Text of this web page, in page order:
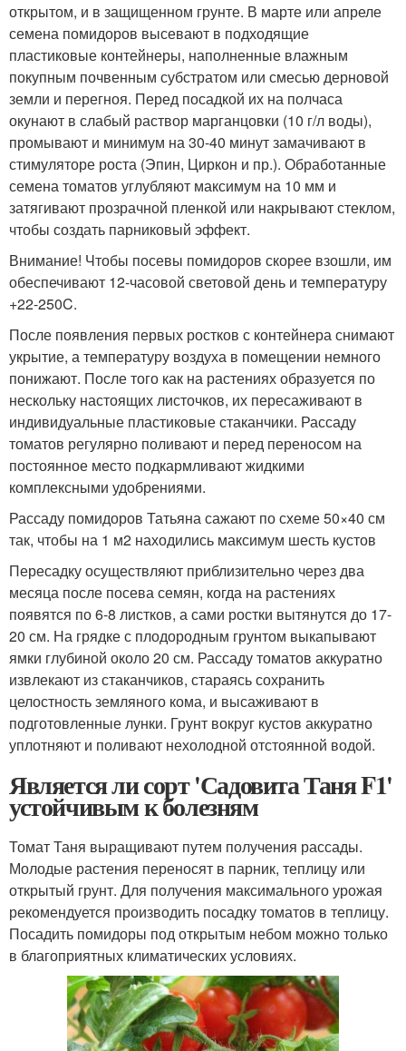
открытом, и в защищенном грунте. В марте или апреле
семена помидоров высевают в подходящие
пластиковые контейнеры, наполненные влажным
покупным почвенным субстратом или смесью дерновой
земли и перегноя. Перед посадкой их на полчаса
окунают в слабый раствор марганцовки (10 г/л воды),
промывают и минимум на 30-40 минут замачивают в
стимуляторе роста (Эпин, Циркон и пр.). Обработанные
семена томатов углубляют максимум на 10 мм и
затягивают прозрачной пленкой или накрывают стеклом,
чтобы создать парниковый эффект.
Внимание! Чтобы посевы помидоров скорее взошли, им
обеспечивают 12-часовой световой день и температуру
+22-250C.
После появления первых ростков с контейнера снимают
укрытие, а температуру воздуха в помещении немного
понижают. После того как на растениях образуется по
нескольку настоящих листочков, их пересаживают в
индивидуальные пластиковые стаканчики. Рассаду
томатов регулярно поливают и перед переносом на
постоянное место подкармливают жидкими
комплексными удобрениями.
Рассаду помидоров Татьяна сажают по схеме 50×40 см
так, чтобы на 1 м2 находились максимум шесть кустов
Пересадку осуществляют приблизительно через два
месяца после посева семян, когда на растениях
появятся по 6-8 листков, а сами ростки вытянутся до 17-
20 см. На грядке с плодородным грунтом выкапывают
ямки глубиной около 20 см. Рассаду томатов аккуратно
извлекают из стаканчиков, стараясь сохранить
целостность земляного кома, и высаживают в
подготовленные лунки. Грунт вокруг кустов аккуратно
уплотняют и поливают нехолодной отстоянной водой.
Является ли сорт 'Садовита Таня F1'
устойчивым к болезням
Томат Таня выращивают путем получения рассады.
Молодые растения переносят в парник, теплицу или
открытый грунт. Для получения максимального урожая
рекомендуется производить посадку томатов в теплицу.
Посадить помидоры под открытым небом можно только
в благоприятных климатических условиях.